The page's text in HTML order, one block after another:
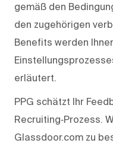
gemäß den
den zugehörigen
Benefits werden
erläutert.
PPG schätzt Ihr
Recruiting‑Prozess.
Glassdoor.com zu